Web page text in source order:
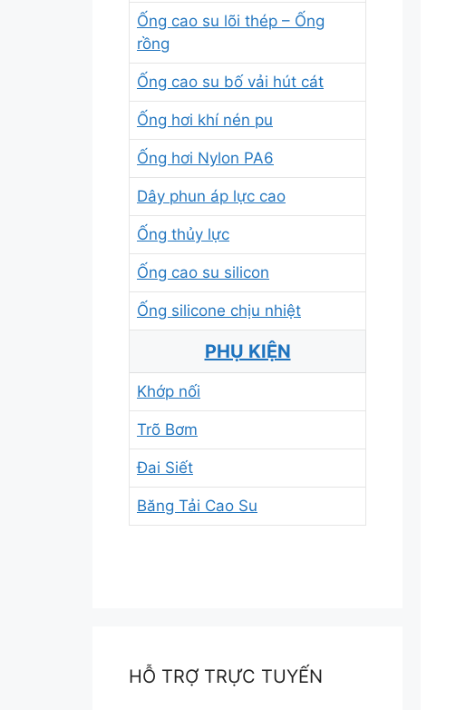
Ống cao su lõi thép – Ống
rồng
Ống cao su bố vải hút cát
Ống hơi khí nén pu
Ống hơi Nylon PA6
Dây phun áp lực cao
Ống thủy lực
Ống cao su silicon
Ống silicone chịu nhiệt
PHỤ KIỆN
Khớp nối
Trõ Bơm
Đai Siết
Băng Tải Cao Su
HỖ TRỢ TRỰC TUYẾN